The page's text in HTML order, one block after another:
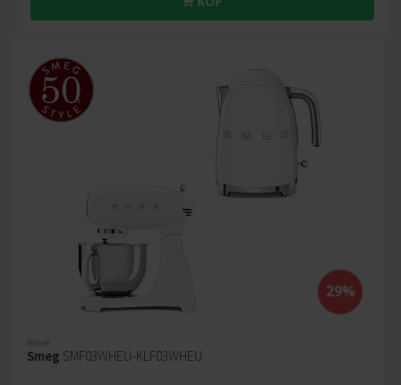
29%
Paket
Smeg SMF03WHEU-KLF03WHEU